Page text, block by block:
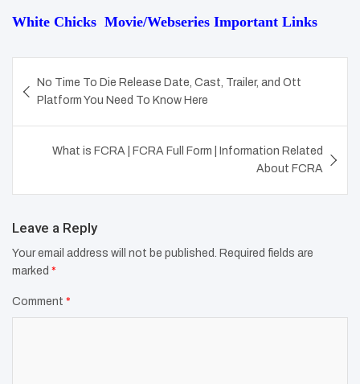
White Chicks  Movie/Webseries Important Links
navigation
No Time To Die Release Date, Cast, Trailer, and Ott
Platform You Need To Know Here
What is FCRA | FCRA Full Form | Information Related
About FCRA
Leave a Reply
Your email address will not be published.
Required fields are
marked *
Comment *